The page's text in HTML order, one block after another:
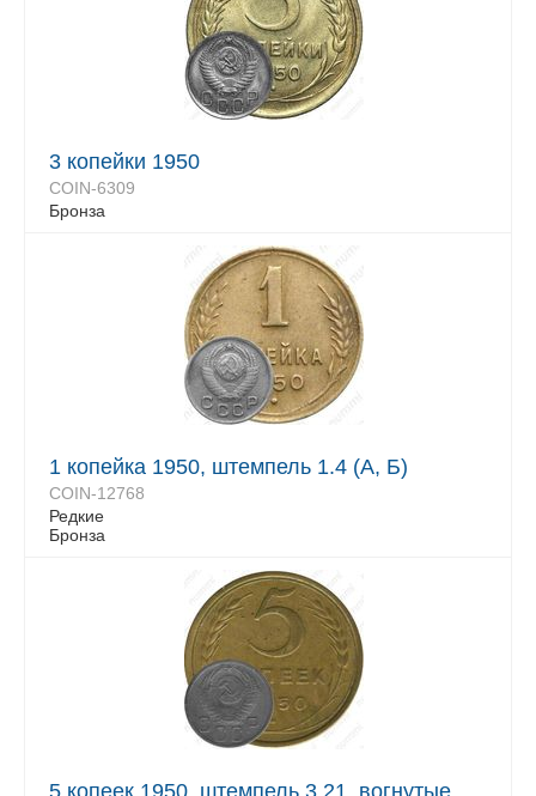
3 копейки 1950
COIN-6309
Бронза
1 копейка 1950, штемпель 1.4 (А, Б)
COIN-12768
Редкие
Бронза
5 копеек 1950, штемпель 3.21, вогнутые